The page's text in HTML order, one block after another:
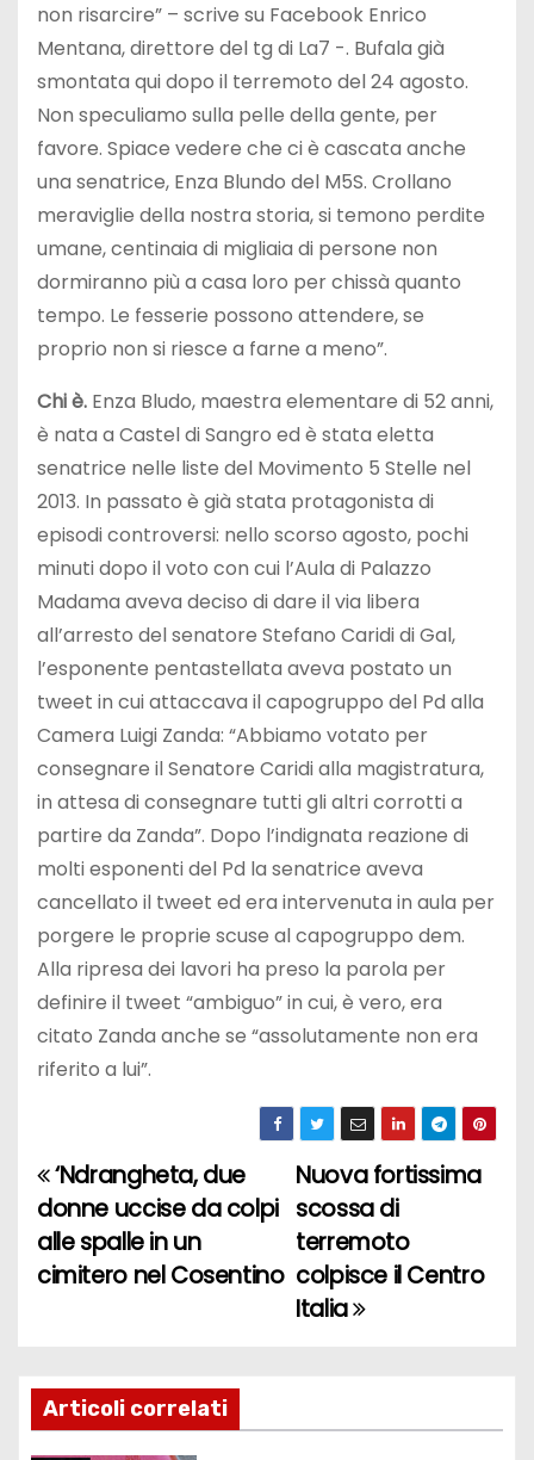
non risarcire” – scrive su Facebook Enrico
Mentana, direttore del tg di La7 -. Bufala già
smontata qui dopo il terremoto del 24 agosto.
Non speculiamo sulla pelle della gente, per
favore. Spiace vedere che ci è cascata anche
una senatrice, Enza Blundo del M5S. Crollano
meraviglie della nostra storia, si temono perdite
umane, centinaia di migliaia di persone non
dormiranno più a casa loro per chissà quanto
tempo. Le fesserie possono attendere, se
proprio non si riesce a farne a meno”.
Chi è. Enza Bludo, maestra elementare di 52 anni,
è nata a Castel di Sangro ed è stata eletta
senatrice nelle liste del Movimento 5 Stelle nel
2013. In passato è già stata protagonista di
episodi controversi: nello scorso agosto, pochi
minuti dopo il voto con cui l’Aula di Palazzo
Madama aveva deciso di dare il via libera
all’arresto del senatore Stefano Caridi di Gal,
l’esponente pentastellata aveva postato un
tweet in cui attaccava il capogruppo del Pd alla
Camera Luigi Zanda: “Abbiamo votato per
consegnare il Senatore Caridi alla magistratura,
in attesa di consegnare tutti gli altri corrotti a
partire da Zanda”. Dopo l’indignata reazione di
molti esponenti del Pd la senatrice aveva
cancellato il tweet ed era intervenuta in aula per
porgere le proprie scuse al capogruppo dem.
Alla ripresa dei lavori ha preso la parola per
definire il tweet “ambiguo” in cui, è vero, era
citato Zanda anche se “assolutamente non era
riferito a lui”.
N
a
v
g
a
Nuova fortissima
scossa di
terremoto
colpisce il Centro
Italia
‘Ndrangheta, due
donne uccise da colpi
alle spalle in un
cimitero nel Cosentino
Articoli correlati